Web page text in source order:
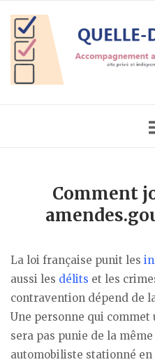
content
Home
Comment
La loi française punit les
aussi les délits et les
contravention dépend de
Une personne qui commet
sera pas punie de la
automobiliste stationné